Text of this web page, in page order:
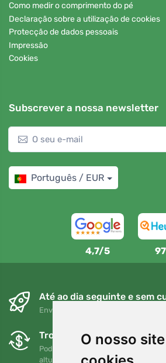
O nosso
Como medir o comprimento do pé
Declaração sobre a utilização de cookies
Protecção de dados pessoais
Impressão
Cookies
Subscrever a nossa newsletter
Português / EUR
4,7/5
Até ao dia seguinte e sem
Envio gratuito para encomendas
Trocas e devoluções
Pode devolver ou trocar a sua
altura no prazo de 90 dias